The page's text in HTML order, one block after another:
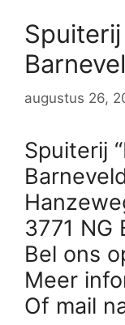
Spuiterij
augustus 26,
Spuiterij
3771 NG
Bel ons
Meer
Of mail